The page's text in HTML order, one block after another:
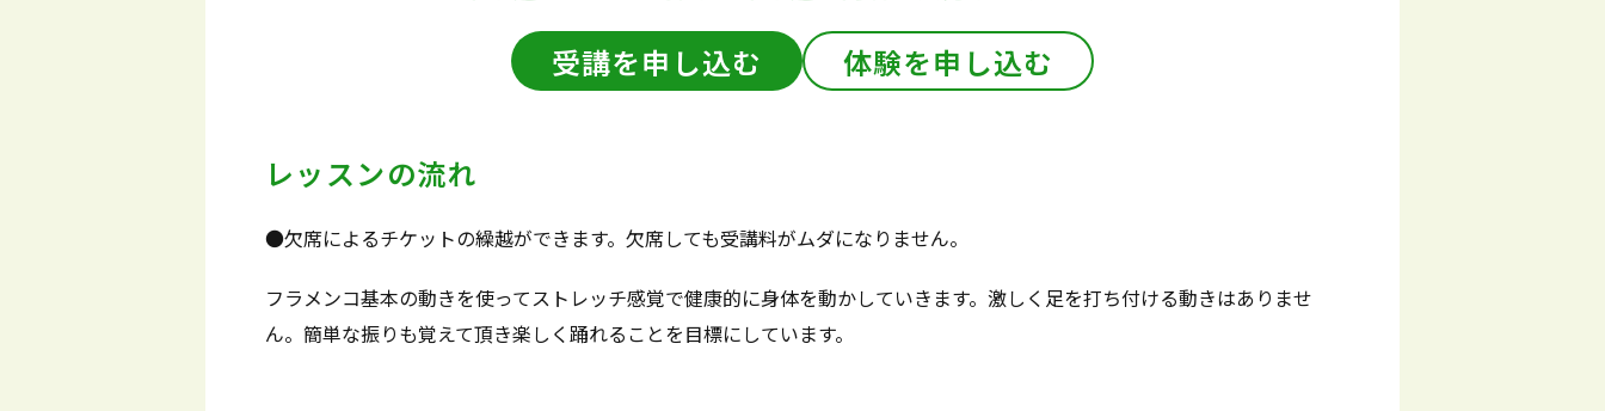
受講を申し込む 体験を申し込む
レッスンの流れ
●欠席によるチケットの繰越ができます。欠席しても受講料がムダになりません。
フラメンコ基本の動きを使ってストレッチ感覚で健康的に身体を動かしていきます。激しく足を打ち付ける動きはありませ
ん。簡単な振りも覚えて頂き楽しく踊れることを目標にしています。